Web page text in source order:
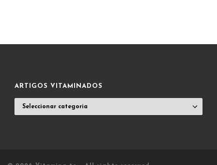
ARTIGOS VITAMINADOS
VITAMINADOS